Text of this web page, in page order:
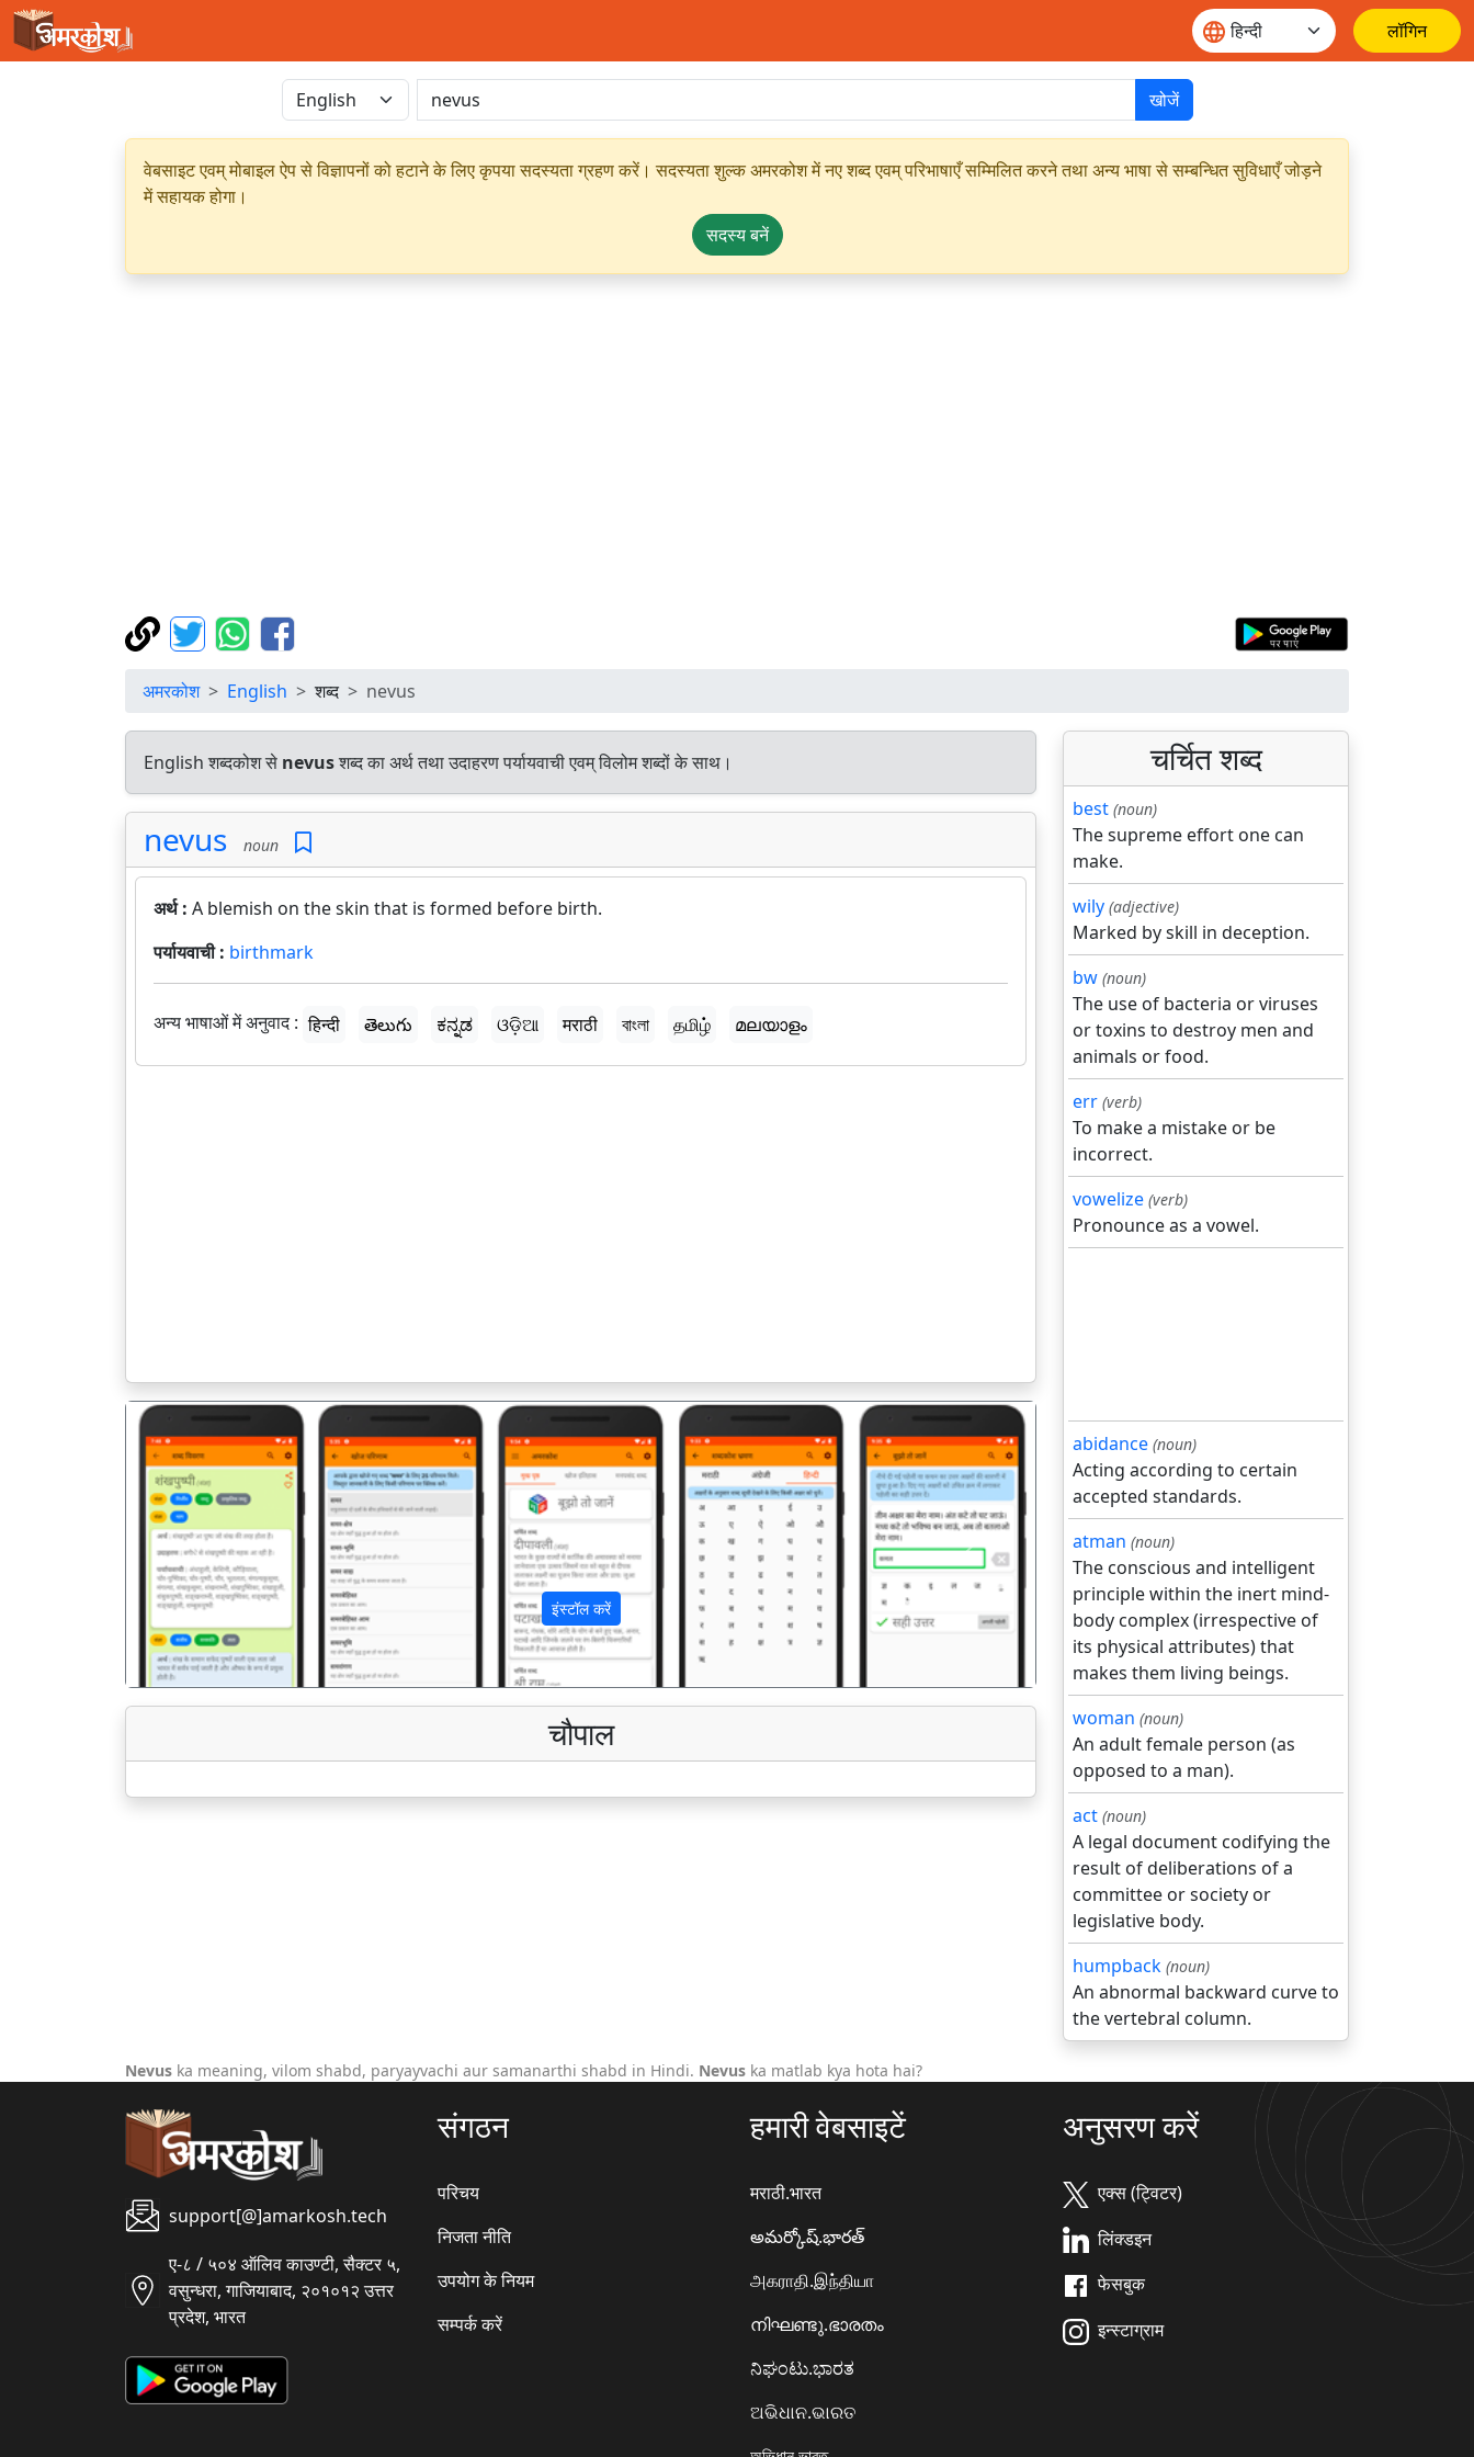
लॉगिन
खोजें
वेबसाइट एवम् मोबाइल ऐप से विज्ञापनों को हटाने के लिए कृपया सदस्यता ग्रहण करें। सदस्यता शुल्क अमरकोश में नए शब्द एवम् परिभाषाएँ सम्मिलित करने तथा अन्य भाषा से सम्बन्धित सुविधाएँ जोड़ने
में सहायक होगा।
सदस्य बनें
अमरकोश English शब्द nevus
English शब्दकोश से nevusशब्द का अर्थ तथा उदाहरण पर्यायवाची एवम् विलोम शब्दों के साथ।
nevus noun
अर्थ : A blemish on the skin that is formed before birth.
पर्यायवाची : birthmark
अन्य भाषाओं में अनुवाद : हिन्दी తెలుగు ಕನ್ನಡ ଓଡ଼ିଆ मराठी বাংলা தமிழ் മലയാളം
इंस्टॉल करें
पिछला अगला
चौपाल
चर्चित शब्द
best (noun)
The supreme effort one can
make.
wily (adjective)
Marked by skill in deception.
bw (noun)
The use of bacteria or viruses
or toxins to destroy men and
animals or food.
err (verb)
To make a mistake or be
incorrect.
vowelize (verb)
Pronounce as a vowel.
abidance (noun)
Acting according to certain
accepted standards.
atman (noun)
The conscious and intelligent
principle within the inert mind-
body complex (irrespective of
its physical attributes) that
makes them living beings.
woman (noun)
An adult female person (as
opposed to a man).
act (noun)
A legal document codifying the
result of deliberations of a
committee or society or
legislative body.
humpback (noun)
An abnormal backward curve to
the vertebral column.
Nevus ka meaning, vilom shabd, paryayvachi aur samanarthi shabd in Hindi. Nevus ka matlab kya hota hai?
support[@]amarkosh.tech
ए-८ / ५०४ ऑलिव काउण्टी, सैक्टर ५,
वसुन्धरा, गाजियाबाद, २०१०१२ उत्तर
प्रदेश, भारत
संगठन
परिचय
निजता नीति
उपयोग के नियम
सम्पर्क करें
हमारी वेबसाइटें
मराठी.भारत
అమర్కోష్.భారత్
அகராதி.இந்தியா
നിഘണ്ടു.ഭാരതം
ನಿಘಂಟು.ಭಾರತ
ଅଭିଧାନ.ଭାରତ
अनुसरण करें
एक्स (ट्विटर)
लिंक्डइन
फेसबुक
इन्स्टाग्राम